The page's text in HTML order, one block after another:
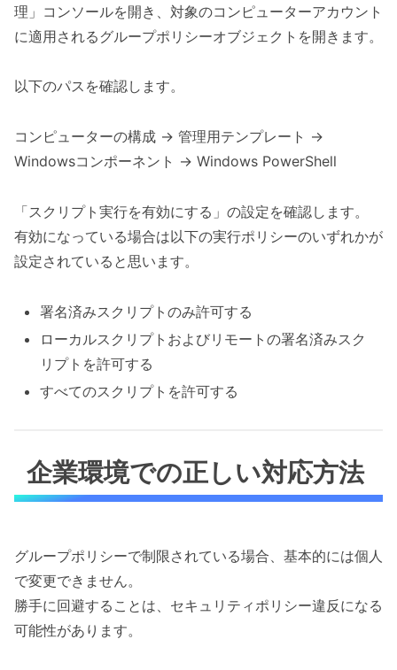
理」コンソールを開き、対象のコンピューターアカウント
に適用されるグループポリシーオブジェクトを開きます。
以下のパスを確認します。
コンピューターの構成 → 管理用テンプレート →
Windowsコンポーネント → Windows PowerShell
「スクリプト実行を有効にする」の設定を確認します。
有効になっている場合は以下の実行ポリシーのいずれかが
設定されていると思います。
署名済みスクリプトのみ許可する
ローカルスクリプトおよびリモートの署名済みスク
リプトを許可する
すべてのスクリプトを許可する
企業環境での正しい対応方法
グループポリシーで制限されている場合、基本的には個人
で変更できません。
勝手に回避することは、セキュリティポリシー違反になる
可能性があります。